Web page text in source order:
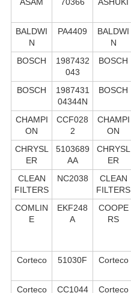
BALDWI
N
PA4409
BALDWI
N
BOSCH
1987432
043
BOSCH
BOSCH
1987431
04344N
BOSCH
CHAMPI
ON
CCF028
2
CHAMPI
ON
CHRYSL
ER
5103689
AA
CHRYSL
ER
CLEAN
FILTERS
NC2038
CLEAN
FILTERS
COMLIN
E
EKF248
A
COOPE
RS
Corteco 51030F Corteco
Corteco
CC1044 Corteco